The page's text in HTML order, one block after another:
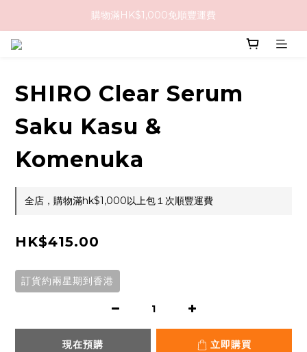
購物滿HK$1,000免順豐運費
購物滿HK$1,000免順豐運費
SHIRO Clear Serum
Saku Kasu &
Komenuka
全店，購物滿hk$1,000以上包１次順豐運費
HK$415.00
訂貨約兩星期到香港
現在預購 立即購買